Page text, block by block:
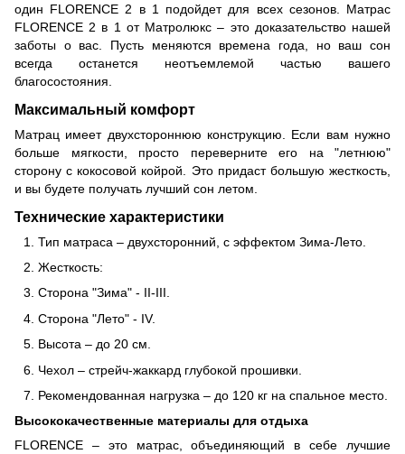
один FLORENCE 2 в 1 подойдет для всех сезонов. Матрас
FLORENCE 2 в 1 от Матролюкс – это доказательство нашей
заботы о вас. Пусть меняются времена года, но ваш сон
всегда останется неотъемлемой частью вашего
благосостояния.
Максимальный комфорт
Матрац имеет двухстороннюю конструкцию. Если вам нужно
больше мягкости, просто переверните его на "летнюю"
сторону с кокосовой койрой. Это придаст большую жесткость,
и вы будете получать лучший сон летом.
Технические характеристики
Тип матраса – двухсторонний, с эффектом Зима-Лето.
Жесткость:
Сторона "Зима" - II-III.
Сторона "Лето" - IV.
Высота – до 20 см.
Чехол – стрейч-жаккард глубокой прошивки.
Рекомендованная нагрузка – до 120 кг на спальное место.
Высококачественные материалы для отдыха
FLORENCE – это матрас, объединяющий в себе лучшие